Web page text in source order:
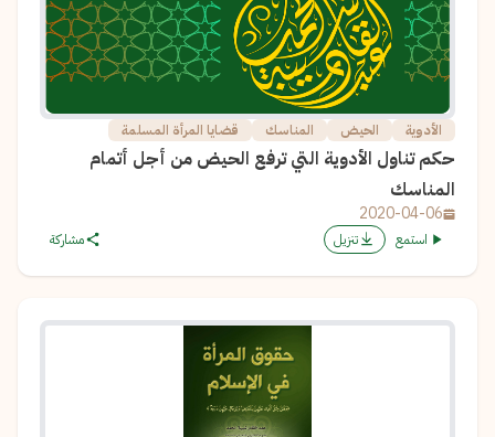
الأدوية الحيض المناسك قضايا المرأة المسلمة
حكم تناول الأدوية التي ترفع الحيض من أجل أتمام
المناسك
2020-04-06
استمع تنزيل مشاركة